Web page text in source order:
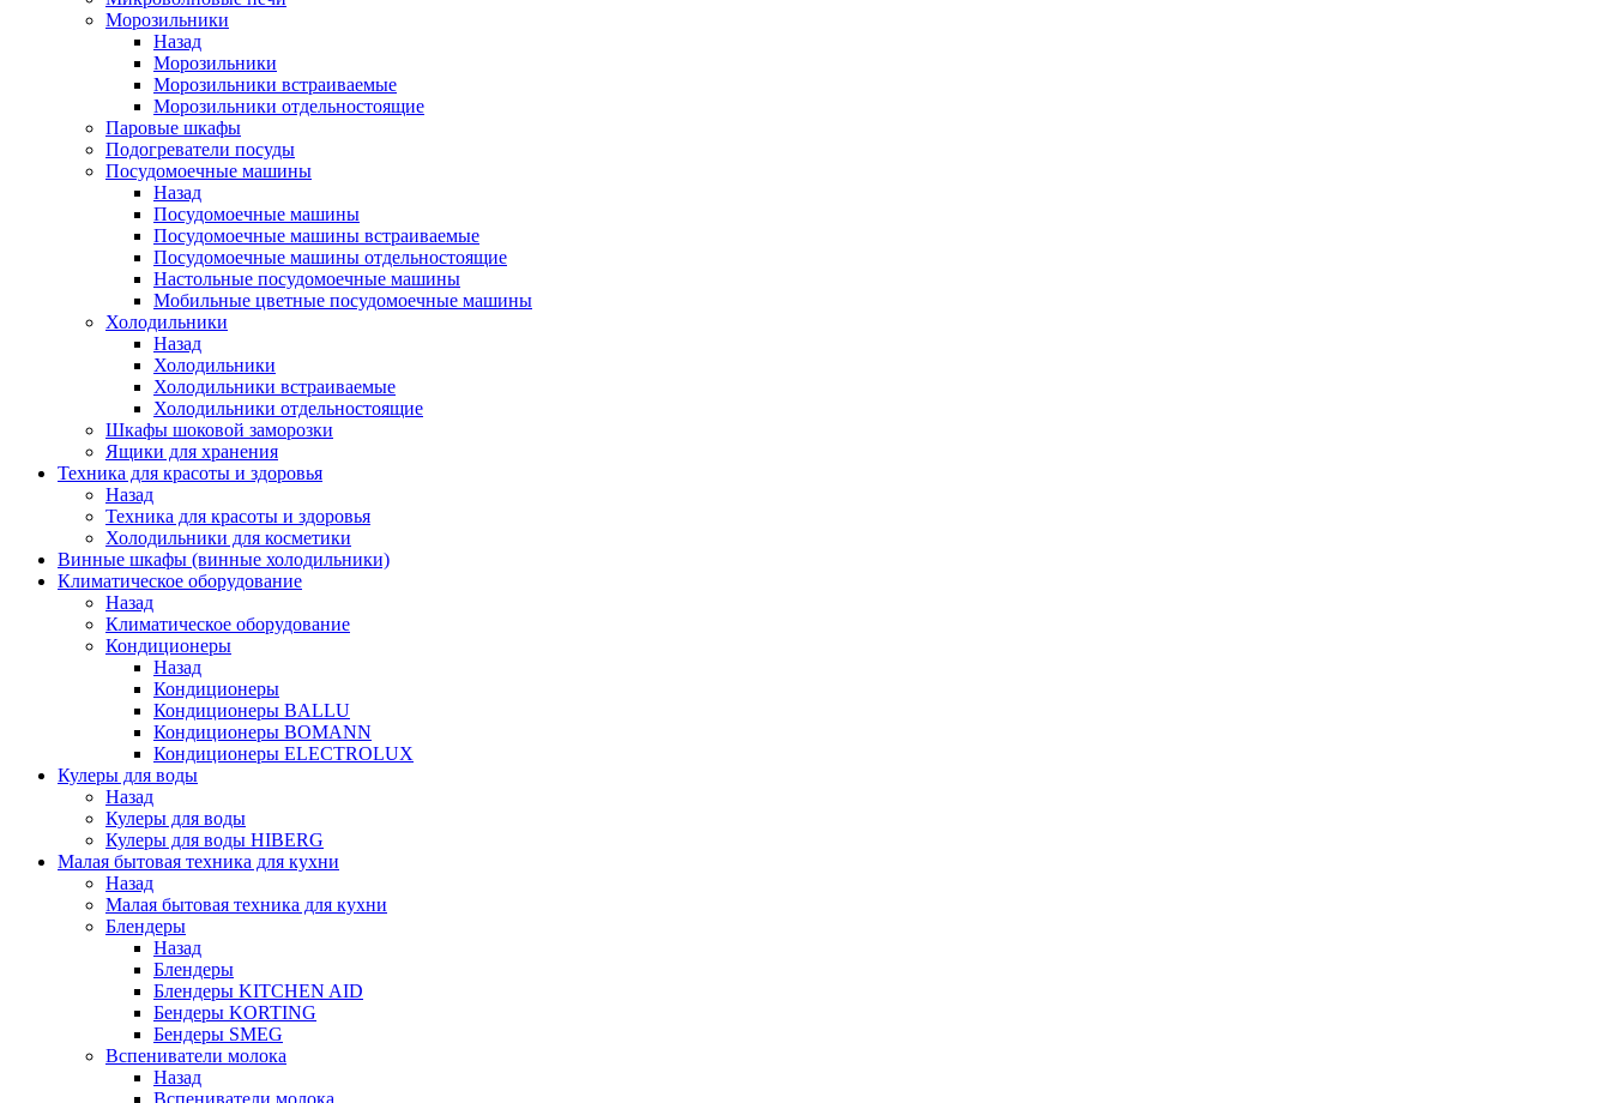
Морозильники
Назад
Морозильники
Морозильники встраиваемые
Морозильники отдельностоящие
Паровые шкафы
Подогреватели посуды
Посудомоечные машины
Назад
Посудомоечные машины
Посудомоечные машины встраиваемые
Посудомоечные машины отдельностоящие
Настольные посудомоечные машины
Мобильные цветные посудомоечные машины
Холодильники
Назад
Холодильники
Холодильники встраиваемые
Холодильники отдельностоящие
Шкафы шоковой заморозки
Ящики для хранения
Техника для красоты и здоровья
Назад
Техника для красоты и здоровья
Холодильники для косметики
Винные шкафы (винные холодильники)
Климатическое оборудование
Назад
Климатическое оборудование
Кондиционеры
Назад
Кондиционеры
Кондиционеры BALLU
Кондиционеры BOMANN
Кондиционеры ELECTROLUX
Кулеры для воды
Назад
Кулеры для воды
Кулеры для воды HIBERG
Малая бытовая техника для кухни
Назад
Малая бытовая техника для кухни
Блендеры
Назад
Блендеры
Блендеры KITCHEN AID
Бендеры KORTING
Бендеры SMEG
Вспениватели молока
Назад
Вспениватели молока